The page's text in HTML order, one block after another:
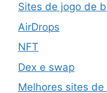
Sites de jogo de
AirDrops
NFT
Dex e swap
Melhores sites